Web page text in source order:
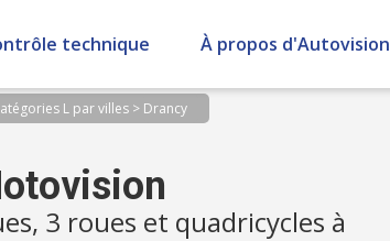
technique À propos d'Autovision
L par villes> Drancy
3 roues et quadricycles à